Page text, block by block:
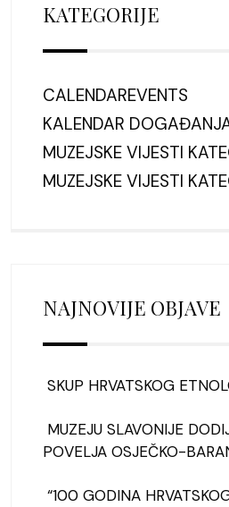
KATEGORIJE
CALENDAREVENTS
KALENDAR
MUZEJSKE VIJESTI
MUZEJSKE VIJESTI
NAJNOVIJE OBJAVE
SKUP HRVATSKOG
MUZEJU SLAVONIJE
POVELJA OSJEČKO-
“100 GODINA